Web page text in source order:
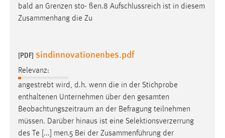
bald an Grenzen sto- ßen.8 Aufschlussreich ist in diesem
Zusammenhang die Zu
[PDF] sindinnovationenbes.pdf
Relevanz:
angestrebt wird, d.h. wenn die in der Stichprobe
enthaltenen Unternehmen über den gesamten
Beobachtungszeitraum an der Befragung teilnehmen
müssen. Darüber hinaus ist eine Selektionsverzerrung
des Te [...] men.5 Bei der Zusammenführung der
Jahre, MIBEW_UserID = 1 Jahr
Name:
Zweck:
Dieser Cookie ist notwendig um sich an der Website
einloggen zu können.
Cookie Laufzeit:
24 Stunden